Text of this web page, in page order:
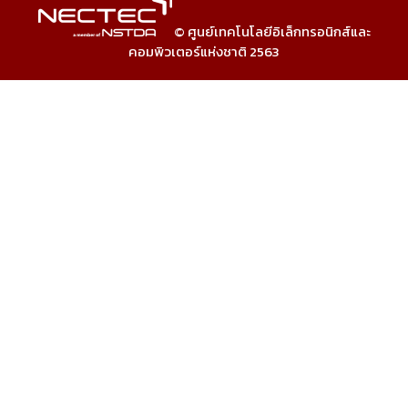
© ศูนย์เทคโนโลยีอิเล็กทรอนิกส์และ
คอมพิวเตอร์แห่งชาติ 2563